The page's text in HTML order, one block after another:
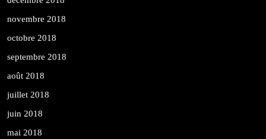
novembre 2018
octobre 2018
septembre 2018
août 2018
juillet 2018
juin 2018
mai 2018